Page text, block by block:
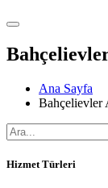
Ana Sayfa
Bahçelievler
Hizmet Türleri